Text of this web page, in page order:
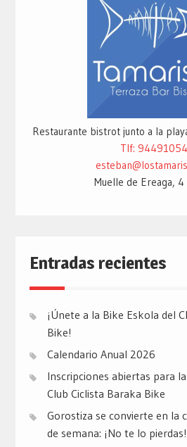
Restaurante bistrot junto a la
Tlf:
Muelle de Ereaga,
Entradas recientes
¡Únete a la Bike Eskola del
Bike!
Calendario Anual 2026
Inscripciones abiertas para
Club Ciclista Baraka Bike
Gorostiza se convierte en la
de semana: ¡No te lo pierdas!